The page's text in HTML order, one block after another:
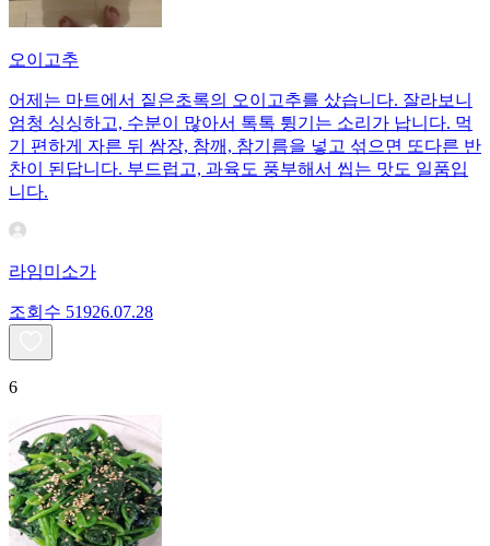
오이고추
어제는 마트에서 짙은초록의 오이고추를 샀습니다. 잘라보니
엄청 싱싱하고, 수분이 많아서 톡톡 튕기는 소리가 납니다. 먹
기 편하게 자른 뒤 쌈장, 참깨, 참기름을 넣고 섞으면 또다른 반
찬이 된답니다. 부드럽고, 과육도 풍부해서 씹는 맛도 일품입
니다.
라임미소가
조회수 51926.07.28
6